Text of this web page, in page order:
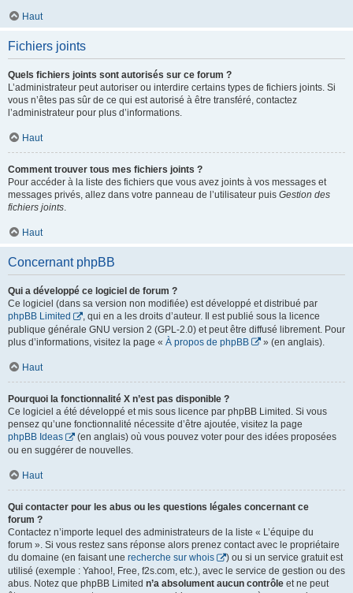
Haut
Fichiers joints
Quels fichiers joints sont autorisés sur ce forum ?
L’administrateur peut autoriser ou interdire certains types de fichiers joints. Si
vous n’êtes pas sûr de ce qui est autorisé à être transféré, contactez
l’administrateur pour plus d’informations.
Haut
Comment trouver tous mes fichiers joints ?
Pour accéder à la liste des fichiers que vous avez joints à vos messages et
messages privés, allez dans votre panneau de l’utilisateur puis Gestion des
fichiers joints.
Haut
Concernant phpBB
Qui a développé ce logiciel de forum ?
Ce logiciel (dans sa version non modifiée) est développé et distribué par
phpBB Limited
, qui en a les droits d’auteur. Il est publié sous la licence
publique générale GNU version 2 (GPL-2.0) et peut être diffusé librement. Pour
plus d’informations, visitez la page « À propos de phpBB » (en anglais).
Haut
Pourquoi la fonctionnalité X n’est pas disponible ?
Ce logiciel a été développé et mis sous licence par phpBB Limited. Si vous
pensez qu’une fonctionnalité nécessite d’être ajoutée, visitez la page
phpBB Ideas
(en anglais) où vous pouvez voter pour des idées proposées
ou en suggérer de nouvelles.
Haut
Qui contacter pour les abus ou les questions légales concernant ce
forum ?
Contactez n’importe lequel des administrateurs de la liste « L’équipe du
forum ». Si vous restez sans réponse alors prenez contact avec le propriétaire
du domaine (en faisant une recherche sur whois
) ou si un service gratuit est
utilisé (exemple : Yahoo!, Free, f2s.com, etc.), avec le service de gestion ou des
abus. Notez que phpBB Limited n’a absolument aucun contrôle et ne peut